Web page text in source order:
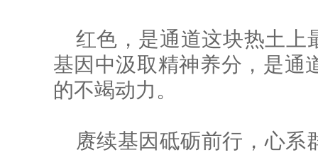
红色，是通道这块热土上
基因中汲取精神养分，是通
的不竭动力。
赓续基因砥砺前行，心系